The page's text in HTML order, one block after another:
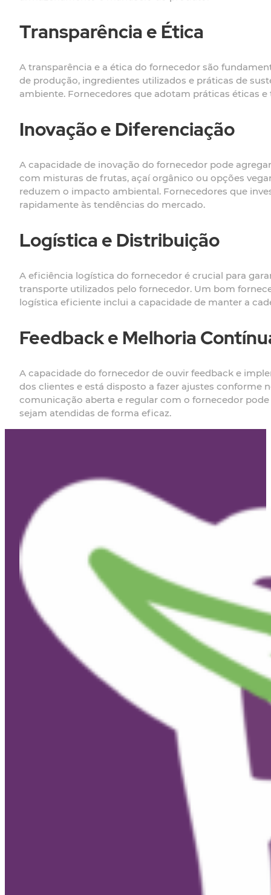
Transparência e Ética
A transparência e a ética do fornecedor são
de produção, ingredientes utilizados e práticas de
ambiente. Fornecedores que adotam práticas éticas
Inovação e Diferenciação
A capacidade de inovação do fornecedor pode
com misturas de frutas, açaí orgânico ou opções
reduzem o impacto ambiental. Fornecedores que
rapidamente às tendências do mercado.
Logística e Distribuição
A eficiência logística do fornecedor é crucial para
transporte utilizados pelo fornecedor. Um bom
logística eficiente inclui a capacidade de manter a
Feedback e Melhoria
A capacidade do fornecedor de ouvir feedback e
dos clientes e está disposto a fazer ajustes conforme
comunicação aberta e regular com o fornecedor
sejam atendidas de forma eficaz.